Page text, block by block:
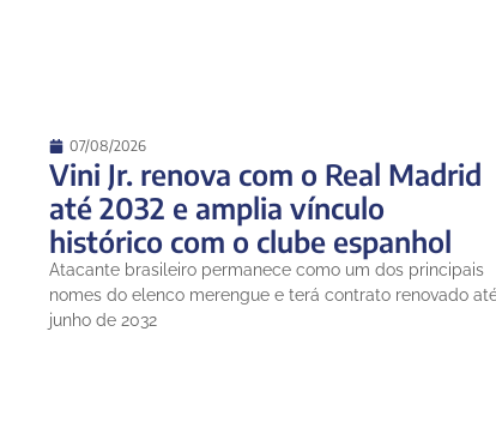
07/08/2026
Vini Jr. renova com o Real Madrid
até 2032 e amplia vínculo
histórico com o clube espanhol
Atacante brasileiro permanece como um dos principais
nomes do elenco merengue e terá contrato renovado
junho de 2032